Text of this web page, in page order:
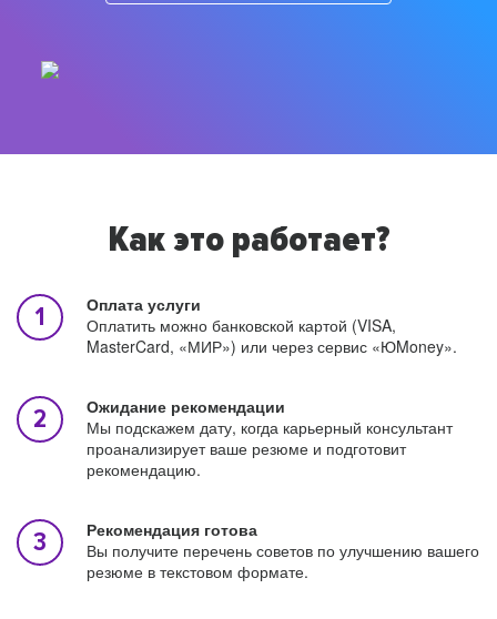
Как это работает?
Оплата услуги
Оплатить можно банковской картой (VISA,
MasterCard, «МИР») или через сервис «ЮMoney».
Ожидание рекомендации
Мы подскажем дату, когда карьерный консультант
проанализирует ваше резюме и подготовит
рекомендацию.
Рекомендация готова
Вы получите перечень советов по улучшению вашего
резюме в текстовом формате.